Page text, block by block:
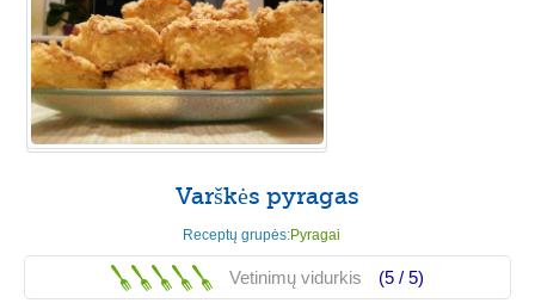
Varškės pyragas
Receptų grupės:Pyragai
Vetinimų vidurkis (5 / 5)